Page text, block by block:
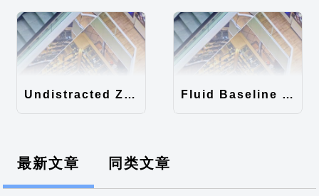
Undistracted Zen主题汉化包 Fluid Baseline Grid主题汉化包
最新文章 同类文章